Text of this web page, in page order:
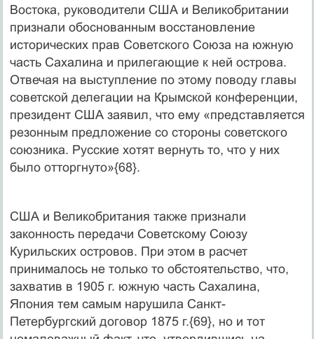
Востока, руководители США и Великобритании
признали обоснованным восстановление
исторических прав Советского Союза на южную
часть Сахалина и прилегающие к ней острова.
Отвечая на выступление по этому поводу главы
советской делегации на Крымской конференции,
президент США заявил, что ему «представляется
резонным предложение со стороны советского
союзника. Русские хотят вернуть то, что у них
было отторгнуто»{68}.
США и Великобритания также признали
законность передачи Советскому Союзу
Курильских островов. При этом в расчет
принималось не только то обстоятельство, что,
захватив в 1905 г. южную часть Сахалина,
Япония тем самым нарушила Санкт-
Петербургский договор 1875 г.{69}, но и тот